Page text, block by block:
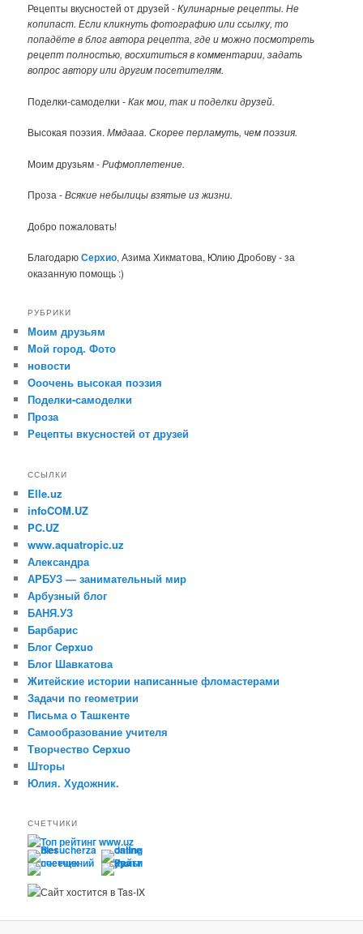
Рецепты вкусностей от друзей -Кулинарные рецепты. Не
копипаст. Если кликнуть фотографию или ссылку, то
попадёте в блог автора рецепта, где и можно посмотреть
рецепт полностью, восхититься в комментарии, задать
вопрос автору или другим посетителям.
Поделки-самоделки -Как мои, так и поделки друзей.
Высокая поэзия.Ммдааа. Скорее перламуть, чем поэзия.
Моим друзьям -Рифмоплетение.
Проза -Всякие небылицы взятые из жизни.
Добро пожаловать!
БлагодарюСерхио, Азима Хикматова, Юлию Дробову - за
оказанную помощь :)
РУБРИКИ
Моим друзьям
Мой город. Фото
новости
Ооочень высокая поэзия
Поделки-самоделки
Проза
Рецепты вкусностей от друзей
ССЫЛКИ
Elle.uz
infoCOM.UZ
PC.UZ
www.aquatropic.uz
Александра
АРБУЗ — занимательный мир
Арбузный блог
БАНЯ.УЗ
Барбарис
Блог Cepxuo
Блог Шавкатова
Житейские истории написанные фломастерами
Задачи по геометрии
Письма о Tашкенте
Самообразование учителя
Творчество Cepxuo
Шторы
Юлия. Художник.
СЧЕТЧИКИ